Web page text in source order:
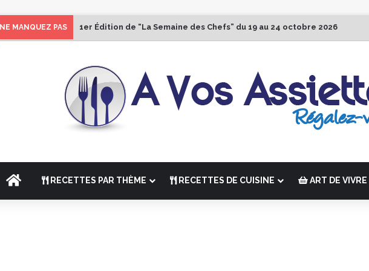
NE MANQUEZ PAS 1er Édition de “La Semaine des Chefs” du 19 au 24 octobre 2026
ACCUEILRECETTES PAR THÈME RECETTES DE CUISINE ART DE VIVRE